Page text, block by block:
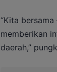
“Kita
memberikan
daerah,”